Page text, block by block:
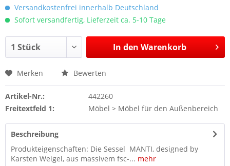
Versandkostenfrei innerhalb Deutschland
Sofort versandfertig, Lieferzeit ca. 5-10 Tage
In den Warenkorb
Merken Bewerten
Artikel-Nr.:
442260
Freitextfeld 1:
Möbel > Möbel für den Außenbereich
Beschreibung
Produkteigenschaften: Die Sessel MANTI, designed by
Karsten Weigel, aus massivem fsc-... mehr